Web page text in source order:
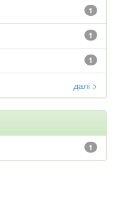
1
1
1
далі >
1